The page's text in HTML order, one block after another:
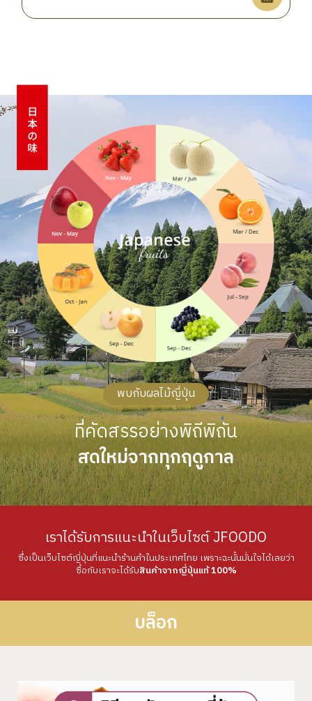
พบกับผลไม้ญี่ปุ่น
ที่คัดสรรอย่างพิถีพิถัน
สดใหม่จากทุกฤดูกาล
เราได้รับการแนะนำในเว็บไซต์JFOODO
ซึ่งเป็นเว็บไซต์ญี่ปุ่นที่แนะนำร้านค้าในประเทศไทย เพราะฉะนั้นมั่นใจได้เลยว่า
ซื้อกับเราจะได้รับสินค้าจากญี่ปุ่นแท้ 100%
บล็อก